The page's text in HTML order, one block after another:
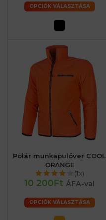
OPCIÓK VÁLASZTÁSA
Polár munkapulóver COOL
ORANGE
(1x)
10 200Ft ÁFA-val
OPCIÓK VÁLASZTÁSA